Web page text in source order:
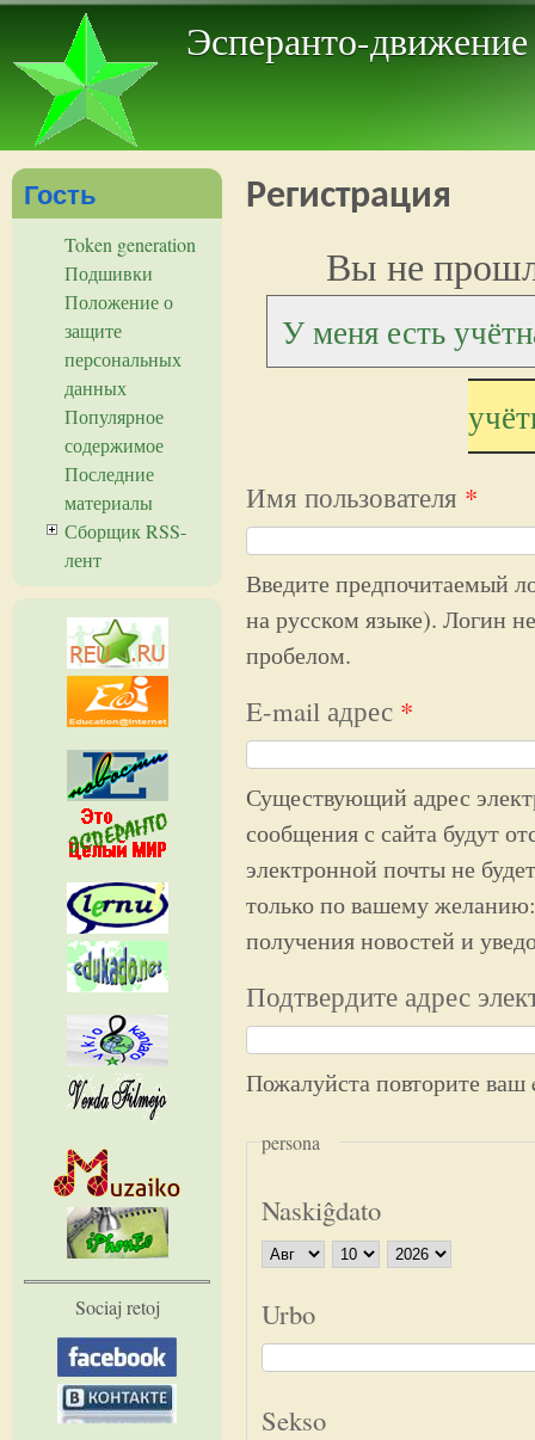
Эсперанто-
Регистрация
Вы не
У меня есть
Имя пользователя *
Введите предпочитаемый
на русском языке). Логин
пробелом.
E-mail адрес *
Существующий адрес
сообщения с сайта будут
электронной почты не
только по вашему
получения новостей и
Подтвердите адрес
Пожалуйста повторите ваш
persona
Naskiĝdato
Месяц День Год
Urbo
Sekso
Гость
Token generation
Подшивки
Положение о
защите
персональных
данных
Популярное
содержимое
Последние
материалы
Сборщик RSS-
лент
Sociaj retoj